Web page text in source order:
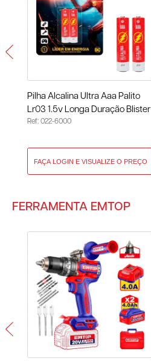
Pilha Alcalina Ultra Aaa Palito
Lr03 1.5v Longa Duração Blister
Com 2 Unidades Pix Flash 022-
Ref: 022-6000
FERRAMENTA EMTOP